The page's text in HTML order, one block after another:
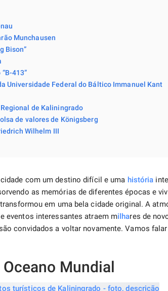
Munchausen
Bison”
413”
Universidade Federal do Báltico Immanuel Kant
de Kaliningrado
de valores de Königsberg
Wilhelm III
com um destino difícil e uma história
as memórias de diferentes épocas e
em uma bela cidade original. A
eventos interessantes atraem milhares de
convidados a voltar novamente. Vamos
Oceano Mundial